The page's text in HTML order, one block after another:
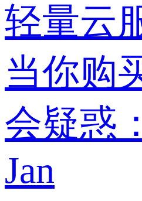
轻量云
当你购
会疑惑
Jan